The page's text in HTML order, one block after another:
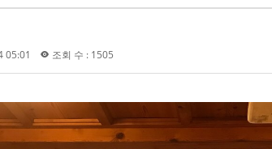
05:01 조회 수 : 1505